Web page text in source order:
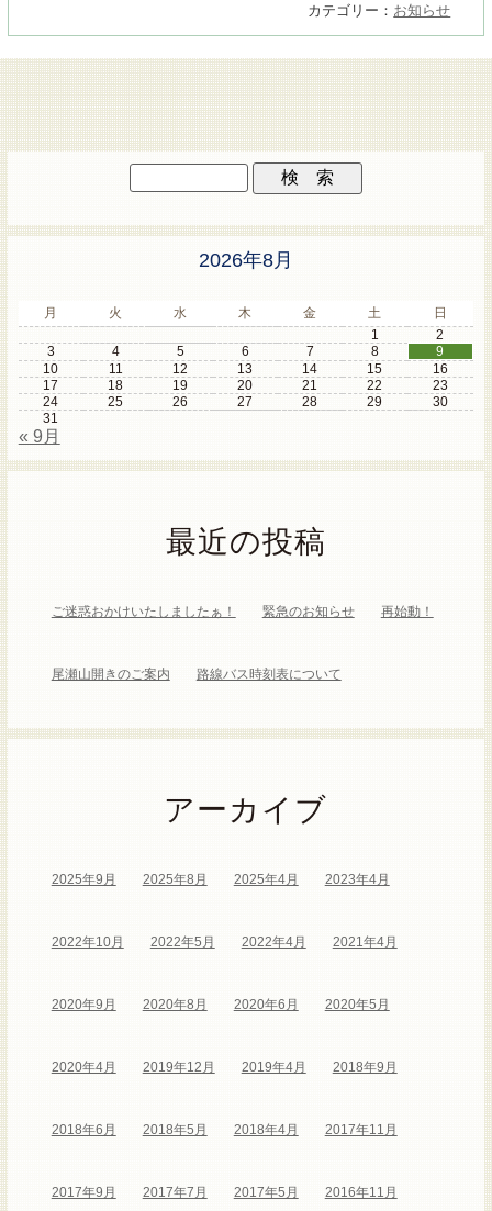
カテゴリー： お知らせ
2026年8月
月 火 水 木 金 土
日
1
2
3
4 5 6 7 8
9
10
11 12 13 14 15
16
17
18 19 20 21 22
23
24
25 26 27 28 29
30
31
« 9月
最近の投稿
ご迷惑おかけいたしましたぁ！ 緊急のお知らせ 再始動！
尾瀬山開きのご案内 路線バス時刻表について
アーカイブ
2025年9月 2025年8月 2025年4月 2023年4月
2022年10月 2022年5月 2022年4月 2021年4月
2020年9月 2020年8月 2020年6月 2020年5月
2020年4月 2019年12月 2019年4月 2018年9月
2018年6月 2018年5月 2018年4月 2017年11月
2017年9月 2017年7月 2017年5月 2016年11月